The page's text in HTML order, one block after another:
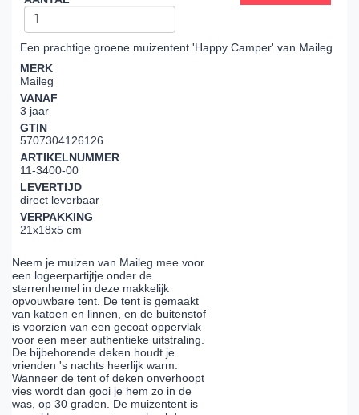
Een prachtige groene muizentent 'Happy Camper' van Maileg
MERK
Maileg
VANAF
3 jaar
GTIN
5707304126126
ARTIKELNUMMER
11-3400-00
LEVERTIJD
direct leverbaar
VERPAKKING
21x18x5 cm
Neem je muizen van Maileg mee voor
een logeerpartijtje onder de
sterrenhemel in deze makkelijk
opvouwbare tent. De tent is gemaakt
van katoen en linnen, en de buitenstof
is voorzien van een gecoat oppervlak
voor een meer authentieke uitstraling.
De bijbehorende deken houdt je
vrienden 's nachts heerlijk warm.
Wanneer de tent of deken onverhoopt
vies wordt dan gooi je hem zo in de
was, op 30 graden. De muizentent is